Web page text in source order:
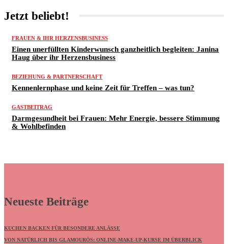
Jetzt beliebt!
FRAUEN & IHR HERZENSBUSINESS
Einen unerfüllten Kinderwunsch ganzheitlich begleiten: Janina
Haug über ihr Herzensbusiness
BEZIEHUNG & PARTNERSCHAFT
Kennenlernphase und keine Zeit für Treffen – was tun?
GASTBEITRAG
Darmgesundheit bei Frauen: Mehr Energie, bessere Stimmung
& Wohlbefinden
Neueste Beiträge
KUCHEN BACKEN FÜR BESONDERE ANLÄSSE
VON NATÜRLICH BIS GLAMOURÖS: ONLINE-MAKE-UP-KURSE IM ÜBERBLICK